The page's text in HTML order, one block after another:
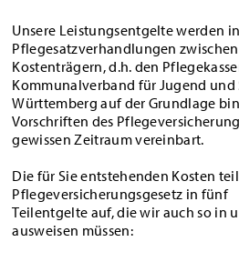
Unsere Leistungsentgelte werden
Pflegesatzverhandlungen
Kostenträgern, d.h. den
Kommunalverband für Jugend und
Württemberg auf der Grundlage
Vorschriften des
gewissen Zeitraum vereinbart.
Die für Sie entstehenden Kosten
Pflegeversicherungsgesetz in fünf
Teilentgelte auf, die wir auch so in
ausweisen müssen: